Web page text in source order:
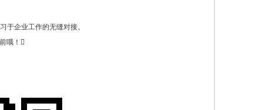
于企业工作的无缝对接。
哦！